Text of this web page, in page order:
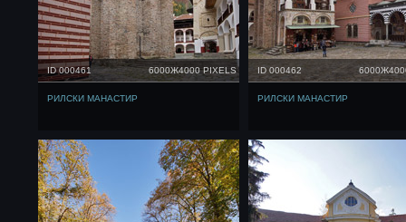
ID 000461 6000Ж4000 PIXELS
РИЛСКИ МАНАСТИР
ID 000462
РИЛСКИ МАНАСТИР